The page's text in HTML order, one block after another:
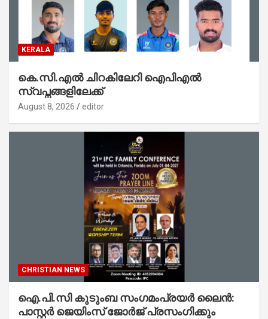
KERALA
കെ.സി.എൽ ചിറകിലേറി ഐപിഎൽ
സ്വപ്നങ്ങളിലേക്ക്
August 8, 2026 editor
CHRISTIAN NEWS
ഐ.പി.സി കുടുംബ സംഗമംപ്രയർ ലൈൻ:
പാസ്റ്റർ ജെയിംസ് ജോർജ് പ്രസംഗിക്കും